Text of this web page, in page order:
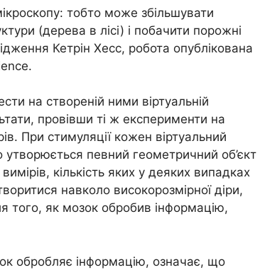
тобто може збільшувати
(дерева в лісі) і побачити порожні
Кетрін Хесс, робота опублікована
на створеній ними віртуальній
провівши ті ж експерименти на
При стимуляції кожен віртуальний
певний геометричний об’єкт
кількість яких у деяких випадках
навколо високорозмірної діри,
того, як мозок обробив інформацію,
обробляє інформацію, означає, що